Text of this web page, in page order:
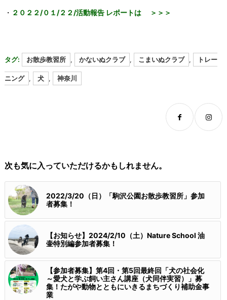
・ ２０２２/０１/２２/活動報告 レポートは ＞＞＞
タグ: お散歩教習所 , かないぬクラブ , こまいぬクラブ , トレー
ニング , 犬 , 神奈川
次も気に入っていただけるかもしれません。
2022/3/20（日）「駒沢公園お散歩教習所」参加
者募集！
【お知らせ】2024/2/10（土）Nature School 油
壷特別編参加者募集！
【参加者募集】第4回・第5回最終回「犬の社会化
～愛犬と学ぶ飼い主さん講座（犬同伴実習）」募
集！たがや動物とともにいきるまちづくり補助金事
業